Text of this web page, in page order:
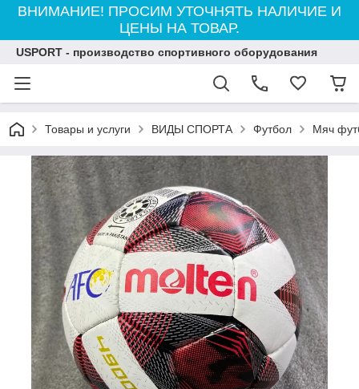
ВНИМАНИЕ! ПРОСИМ УТОЧНЯТЬ НАЛИЧИЕ И
ЦЕНЫ НА ТОВАР.
USPORT - производство спортивного оборудования
Товары и услуги ВИДЫ СПОРТА Футбол Мяч